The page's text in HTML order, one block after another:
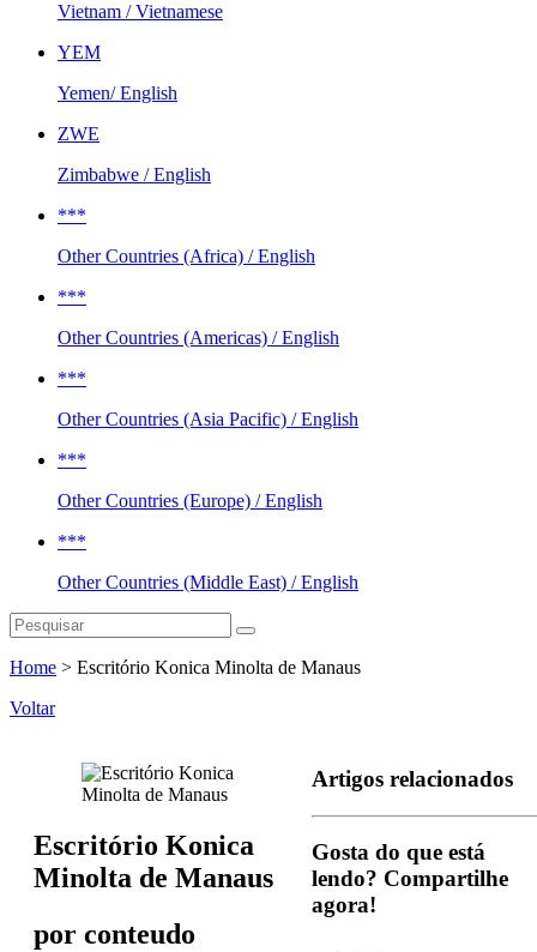
Vietnam / Vietnamese
YEM
Yemen/ English
ZWE
Zimbabwe / English
***
Other Countries (Africa) / English
***
Other Countries (Americas) / English
***
Other Countries (Asia Pacific) / English
***
Other Countries (Europe) / English
***
Other Countries (Middle East) / English
Home > Escritório Konica Minolta de Manaus
Voltar
Escritório Konica
Minolta de Manaus
por conteudo
Artigos relacionados
Gosta do que está
lendo? Compartilhe
agora!